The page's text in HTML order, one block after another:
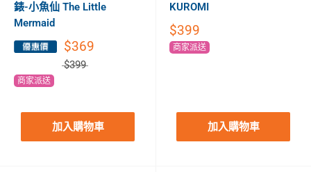
錶-小魚仙 The Little
Mermaid
$369
$399
商家派送
加入購物車
KUROMI
$399
商家派送
加入購物車